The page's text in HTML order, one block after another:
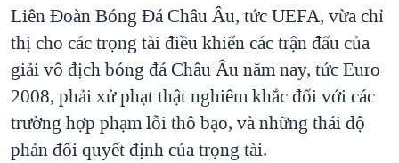
hướng
chính
Đi
tới
"Tìm"
MỤC
TỰ DO BÁO CHÍ
VẠCH TRẦN TIN GIẢ
NGƯỜI VIỆT HẢI NGOẠI
ĐỜI SỐNG
CHUYÊN ĐỀ
CHIẾN TRANH THƯƠNG MẠI CỦA MỸ: QUÁ KHỨ VÀ HIỆN
TẠI
HÀNH TRÌNH BẦU CỬ 2024
HỌC TIẾNG ANH
VIDEO
NGHE
Liên Đoàn Bóng Đá Châu Âu, tức UEFA, vừa chỉ
thị cho các trọng tài điều khiển các trận đấu của
giải vô địch bóng đá Châu Âu năm nay, tức Euro
2008, phải xử phạt thật nghiêm khắc đối với các
trường hợp phạm lỗi thô bạo, và những thái độ
phản đối quyết định của trọng tài.